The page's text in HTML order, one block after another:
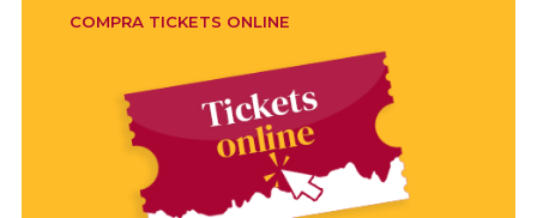
COMPRA TICKETS ONLINE